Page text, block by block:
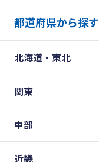
都道府県から探す
北海道・東北
関東
中部
近畿